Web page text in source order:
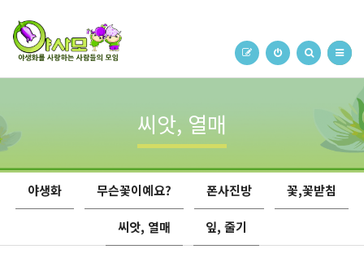
씨앗, 열매
야생화 무슨꽃이예요? 폰사진방 꽃,꽃받침
씨앗, 열매 잎, 줄기